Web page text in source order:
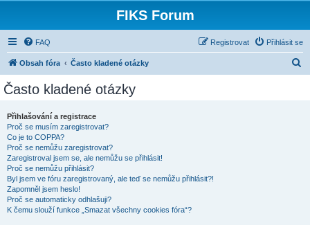
FIKS Forum
FAQ Přihlásit se
Registrovat
Obsah fóra Často kladené otázky
Často kladené otázky
Přihlašování a registrace
Proč se musím zaregistrovat?
Co je to COPPA?
Proč se nemůžu zaregistrovat?
Zaregistroval jsem se, ale nemůžu se přihlásit!
Proč se nemůžu přihlásit?
Byl jsem ve fóru zaregistrovaný, ale teď se nemůžu přihlásit?!
Zapomněl jsem heslo!
Proč se automaticky odhlašuji?
K čemu slouží funkce „Smazat všechny cookies fóra“?